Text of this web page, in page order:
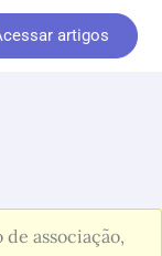
artigos
associação,